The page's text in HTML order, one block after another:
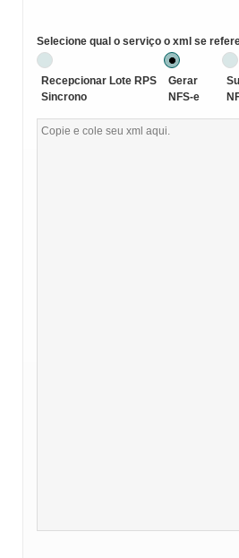
Selecione qual o serviço o xml se
Recepcionar Lote RPS
Sincrono
Gerar
NFS-e